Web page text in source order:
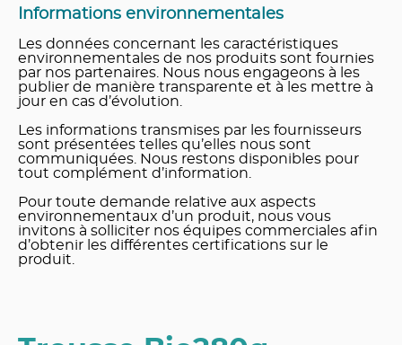
Informations environnementales
Les données concernant les caractéristiques
environnementales de nos produits sont fournies
par nos partenaires. Nous nous engageons à les
publier de manière transparente et à les mettre à
jour en cas d’évolution.
Les informations transmises par les fournisseurs
sont présentées telles qu’elles nous sont
communiquées. Nous restons disponibles pour
tout complément d’information.
Pour toute demande relative aux aspects
environnementaux d’un produit, nous vous
invitons à solliciter nos équipes commerciales afin
d’obtenir les différentes certifications sur le
produit.